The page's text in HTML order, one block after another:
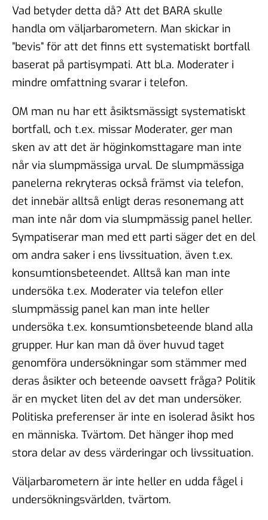
Vad betyder detta då? Att det BARA skulle
handla om väljarbarometern. Man skickar in
”bevis” för att det finns ett systematiskt bortfall
baserat på partisympati. Att bl.a. Moderater i
mindre omfattning svarar i telefon.
OM man nu har ett åsiktsmässigt systematiskt
bortfall, och t.ex. missar Moderater, ger man
sken av att det är höginkomsttagare man inte
når via slumpmässiga urval. De slumpmässiga
panelerna rekryteras också främst via telefon,
det innebär alltså enligt deras resonemang att
man inte når dom via slumpmässig panel heller.
Sympatiserar man med ett parti säger det en del
om andra saker i ens livssituation, även t.ex.
konsumtionsbeteendet. Alltså kan man inte
undersöka t.ex. Moderater via telefon eller
slumpmässig panel kan man inte heller
undersöka t.ex. konsumtionsbeteende bland alla
grupper. Hur kan man då över huvud taget
genomföra undersökningar som stämmer med
deras åsikter och beteende oavsett fråga? Politik
är en mycket liten del av det man undersöker.
Politiska preferenser är inte en isolerad åsikt hos
en människa. Tvärtom. Det hänger ihop med
stora delar av dess värderingar och livssituation.
Väljarbarometern är inte heller en udda fågel i
undersökningsvärlden, tvärtom.